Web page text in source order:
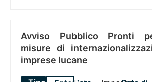
Avviso Pubblico Pronti
misure di
imprese lucane